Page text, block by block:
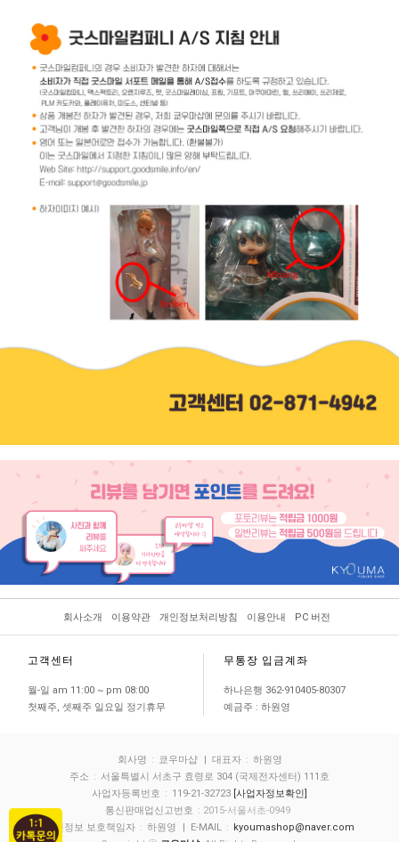
회사소개 이용약관 개인정보처리방침 이용안내 PC 버전
고객센터
월-일 am 11:00 ~ pm 08:00
첫째주, 셋째주 일요일 정기휴무
무통장 입금계좌
하나은행 362-910405-80307
예금주 : 하원영
회사명 : 쿄우마샵 | 대표자 : 하원영
주소 : 서울특별시 서초구 효령로 304 (국제전자센터) 111호
사업자등록번호 : 119-21-32723 [사업자정보확인]
통신판매업신고번호 : 2015-서울서초-0949
개인정보 보호책임자 : 하원영 | E-MAIL :
kyoumashop@naver.com